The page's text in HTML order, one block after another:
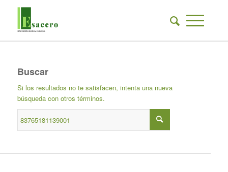
Buscar
Si los resultados no te satisfacen, intenta una nueva
búsqueda con otros términos.